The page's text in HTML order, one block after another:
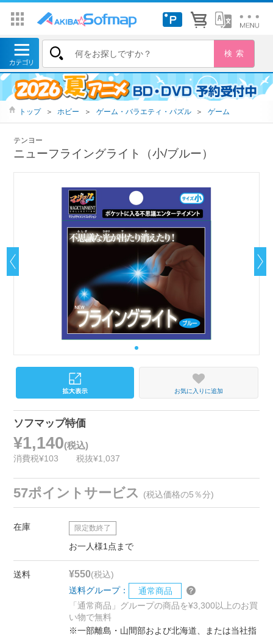
トップ ＞ ホビー ＞ ゲーム・バラエティ・パズル ＞ ゲーム
テンヨー
ニューフライングライト（小/ブルー）
お気に入りに追加
ソフマップ特価
¥1,140(税込)
消費税¥103 税抜¥1,037
57ポイントサービス (税込価格の5％分)
在庫 限定数終了
お一人様1点まで
送料 ¥550(税込)
送料グループ：
通常商品
「通常商品」グループの商品を¥3,300以上のお買
い物で無料
※一部離島・山間部および北海道、または当社指